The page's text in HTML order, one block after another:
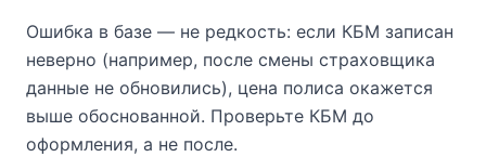
Ошибка в базе — не редкость: если КБМ записан
неверно (например, после смены страховщика
данные не обновились), цена полиса окажется
выше обоснованной. Проверьте КБМ до
оформления, а не после.